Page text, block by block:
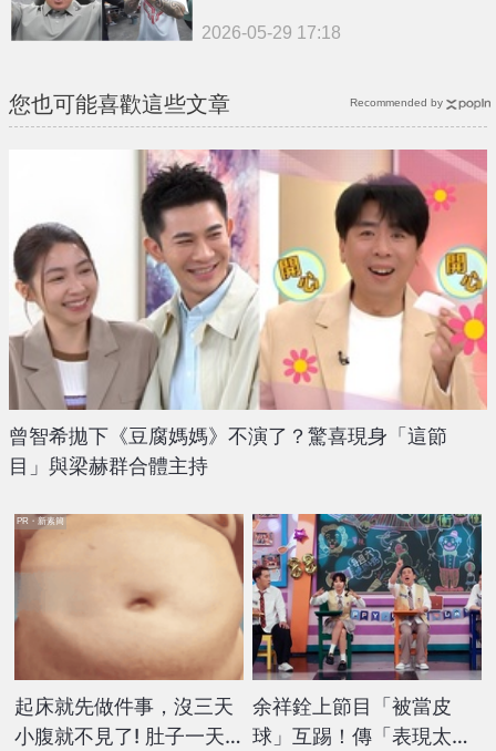
2026-05-29 17:18
您也可能喜歡這些文章
曾智希拋下《豆腐媽媽》不演了？驚喜現身「這節
目」與梁赫群合體主持
起床就先做件事，沒三天
小腹就不見了! 肚子一天
PR・新素簡
余祥銓上節目「被當皮
球」互踢！傳「表現太
Recommended by